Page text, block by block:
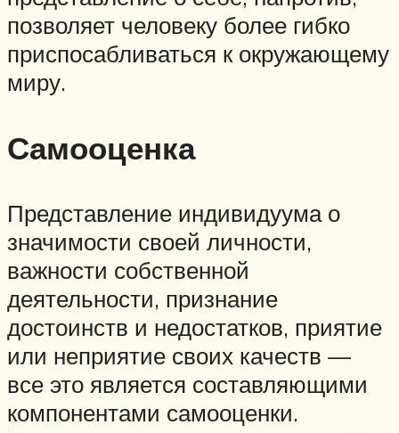
позволяет человеку более гибко
приспосабливаться к окружающему
миру.
Самооценка
Представление индивидуума о
значимости своей личности,
важности собственной
деятельности, признание
достоинств и недостатков, приятие
или неприятие своих качеств —
все это является составляющими
компонентами самооценки.